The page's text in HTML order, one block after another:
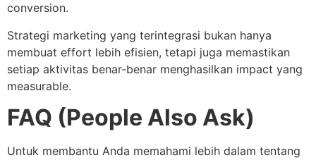
conversion.
Strategi marketing yang terintegrasi bukan hanya
membuat effort lebih efisien, tetapi juga memastikan
setiap aktivitas benar-benar menghasilkan impact yang
measurable.
FAQ (People Also Ask)
Untuk membantu Anda memahami lebih dalam tentang